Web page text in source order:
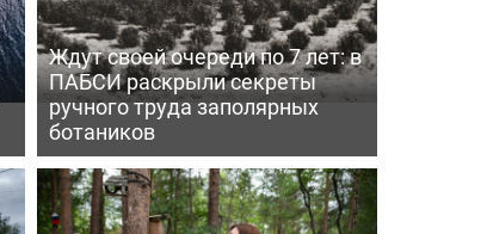
Ждут своей очереди по 7 лет: в
ПАБСИ раскрыли секреты
ручного труда заполярных
ботаников